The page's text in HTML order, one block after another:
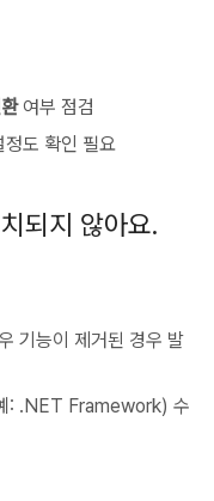
여부 점검
도 확인 필요
되지 않아요.
기능이 제거된 경우 발
: .NET Framework) 수